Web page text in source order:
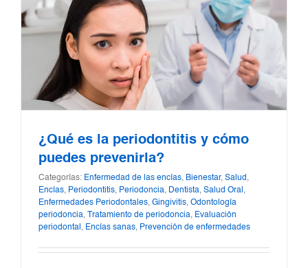
¿Qué es la periodontitis y cómo
puedes prevenirla?
Categorías: Enfermedad de las encías, Bienestar, Salud ,
Encías, Periodontitis, Periodoncia, Dentista, Salud Oral ,
Enfermedades Periodontales, Gingivitis, Odontología
periodoncia, Tratamiento de periodoncia, Evaluación
periodontal , Encías sanas, Prevención de enfermedades